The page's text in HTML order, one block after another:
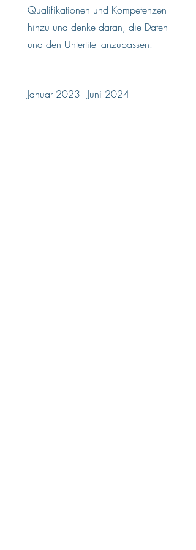
Qualifikationen und Kompetenzen
hinzu und denke daran, die Daten
und den Untertitel anzupassen.
Januar 2023 - Juni 2024